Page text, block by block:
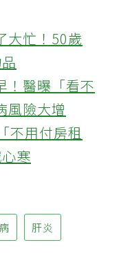
大忙！50歲
！醫曝「看不
風險大增
不用付房租
寒
肝炎